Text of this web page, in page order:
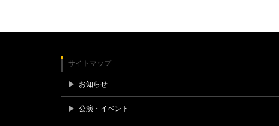
サイトマップ
お知らせ
公演・イベント